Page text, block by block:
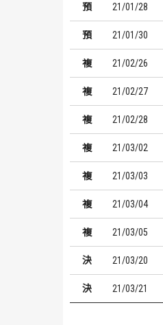
預 21/01/28
預 21/01/30
複 21/02/26
複 21/02/27
複 21/02/28
複 21/03/02
複 21/03/03
複 21/03/04
複 21/03/05
決 21/03/20
決 21/03/21